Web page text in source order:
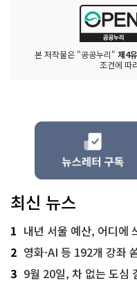
본 저작물은 "공공누리" 제4
조건에 따
최신 뉴스
1 내년 서울 예산, 어디에
2 영화·AI 등 192개 강좌
3 9월 20일, 차 없는 도심 걸